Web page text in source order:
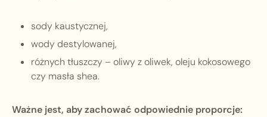
sody kaustycznej,
wody destylowanej,
różnych tłuszczy – oliwy z oliwek, oleju kokosowego
czy masła shea.
Ważne jest, aby zachować odpowiednie proporcje: